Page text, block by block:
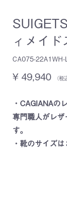
ィメイド
CA075-
¥ 49,940 （税
・CAGIANA
専門職人がレ
す。
・靴のサイズ